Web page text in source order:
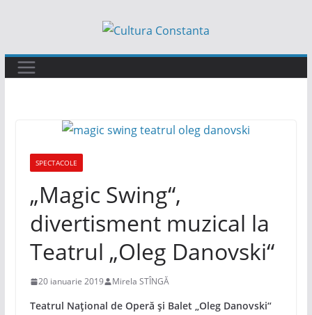
conținut
SPECTACOLE
„Magic Swing“,
divertisment muzical la
Teatrul „Oleg Danovski“
20 ianuarie 2019 Mirela STÎNGĂ
Teatrul Național de Operă și Balet „Oleg Danovski“